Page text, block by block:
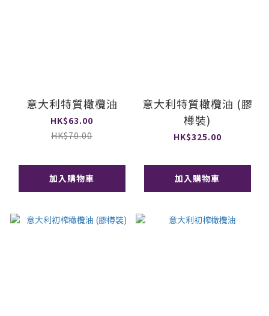
意大利特質橄欖油
HK$63.00
HK$70.00
加入購物車
意大利特質橄欖油 (膠
樽裝)
HK$325.00
加入購物車